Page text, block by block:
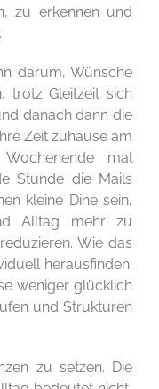
zu erkennen und
darum, Wünsche
trotz Gleitzeit sich
danach dann die
Zeit zuhause am
mal
Stunde die Mails
kleine Dine sein,
Alltag mehr zu
Wie das
herausfinden.
weniger glücklich
und Strukturen
zu setzen. Die